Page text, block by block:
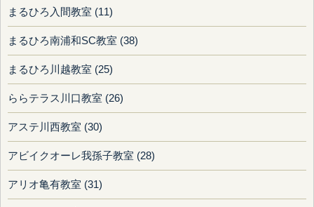
まるひろ入間教室 (11)
まるひろ南浦和SC教室 (38)
まるひろ川越教室 (25)
ららテラス川口教室 (26)
アステ川西教室 (30)
アビイクオーレ我孫子教室 (28)
アリオ亀有教室 (31)